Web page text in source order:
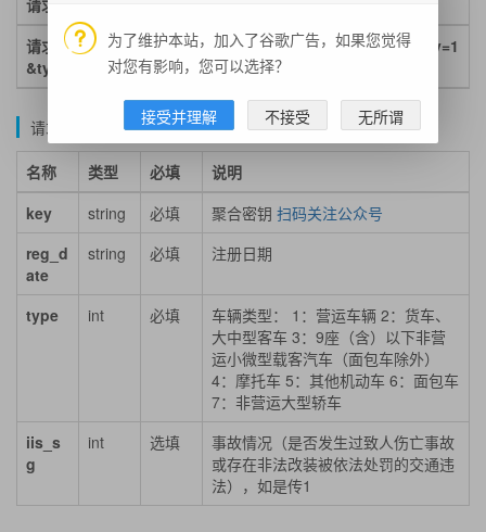
请求方式：get/post
请求示例：https://apis.juhe.cn/fapigw/chejian/query?key=1
&type=1&reg_date=2023-11-10
请求参数说明：
名称 类型 必填
说明
key
string 必填 聚合密钥 扫码关注公众号
reg_d
ate
string 必填 注册日期
type int 必填
车辆类型： 1：营运车辆 2：货车、
大中型客车 3：9座（含）以下非营
运小微型载客汽车（面包车除外）
4：摩托车 5：其他机动车 6：面包车
7：非营运大型轿车
iis_s
g
int 选填
事故情况（是否发生过致人伤亡事故
或存在非法改装被依法处罚的交通违
法），如是传1
为了维护本站，加入了谷歌广告，如果您觉得
对您有影响，您可以选择？
接受并理解 不接受 无所谓